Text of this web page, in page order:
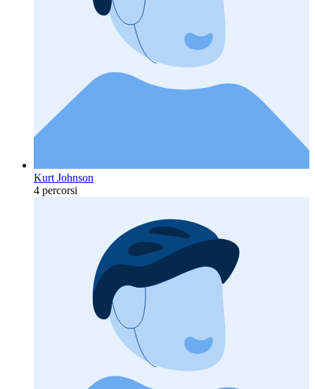
Kurt Johnson
4 percorsi